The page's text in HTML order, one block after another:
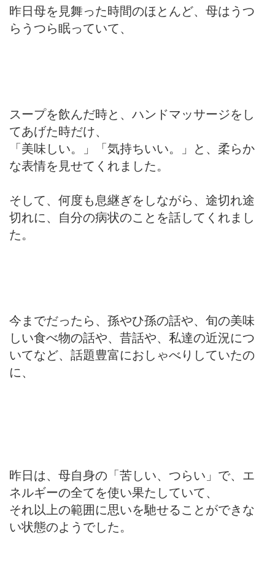
昨日母を見舞った時間のほとんど、母はうつ
らうつら眠っていて、
スープを飲んだ時と、ハンドマッサージをし
てあげた時だけ、
「美味しい。」「気持ちいい。」と、柔らか
な表情を見せてくれました。
そして、何度も息継ぎをしながら、途切れ途
切れに、自分の病状のことを話してくれまし
た。
今までだったら、孫やひ孫の話や、旬の美味
しい食べ物の話や、昔話や、私達の近況につ
いてなど、話題豊富におしゃべりしていたの
に、
昨日は、母自身の「苦しい、つらい」で、エ
ネルギーの全てを使い果たしていて、
それ以上の範囲に思いを馳せることができな
い状態のようでした。